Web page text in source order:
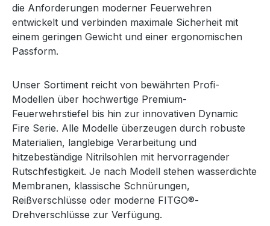
die Anforderungen moderner Feuerwehren
entwickelt und verbinden maximale Sicherheit mit
einem geringen Gewicht und einer ergonomischen
Passform.
Unser Sortiment reicht von bewährten Profi-
Modellen über hochwertige Premium-
Feuerwehrstiefel bis hin zur innovativen Dynamic
Fire Serie. Alle Modelle überzeugen durch robuste
Materialien, langlebige Verarbeitung und
hitzebeständige Nitrilsohlen mit hervorragender
Rutschfestigkeit. Je nach Modell stehen wasserdichte
Membranen, klassische Schnürungen,
Reißverschlüsse oder moderne FITGO®-
Drehverschlüsse zur Verfügung.